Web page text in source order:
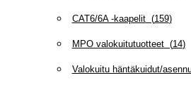
CAT6/6A -kaapelit(159)
MPO valokuitutuotteet(14)
Valokuitu häntäkuidut/